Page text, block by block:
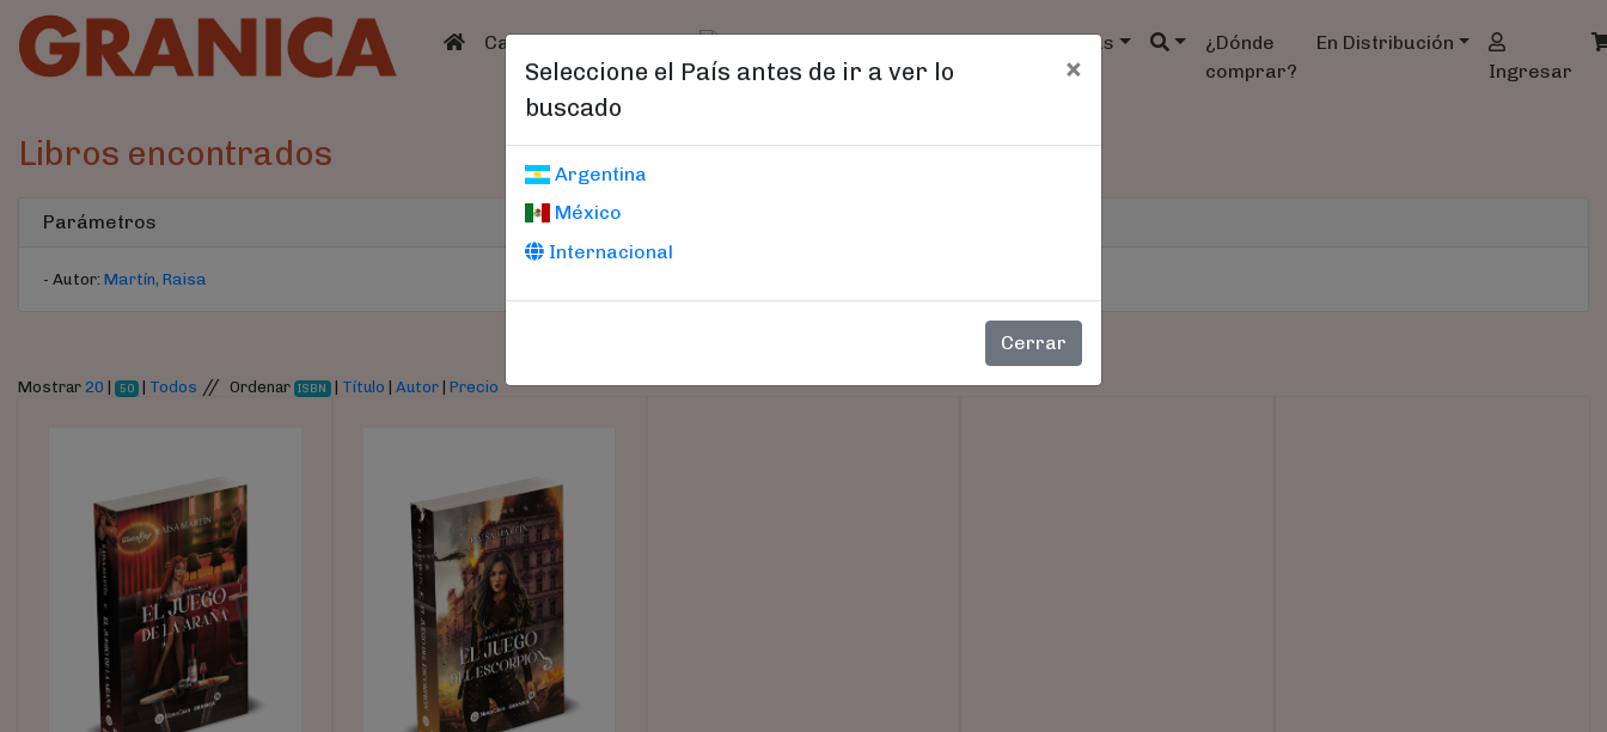
(current)
Catálogo Catálogo Agendas
¿Dónde
comprar?
En Distribución
Ingresar
Seleccione el País antes de ir a ver lo
buscado
×
Argentina
México
Internacional
Cerrar
Libros encontrados
Parámetros
- Autor: Martín, Raisa
Mostrar 20 50 | Todos // Ordenar ISBN Título |Autor |Precio